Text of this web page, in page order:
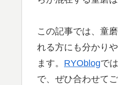
この記事では、童
れる方にも分かり
ます。 RYOblogで
で、ぜひ合わせてご